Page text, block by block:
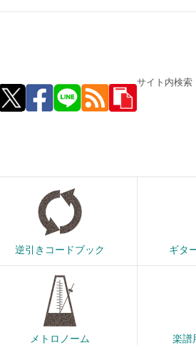
サイト内検索
逆引きコードブック ギタ
メトロノーム 楽譜